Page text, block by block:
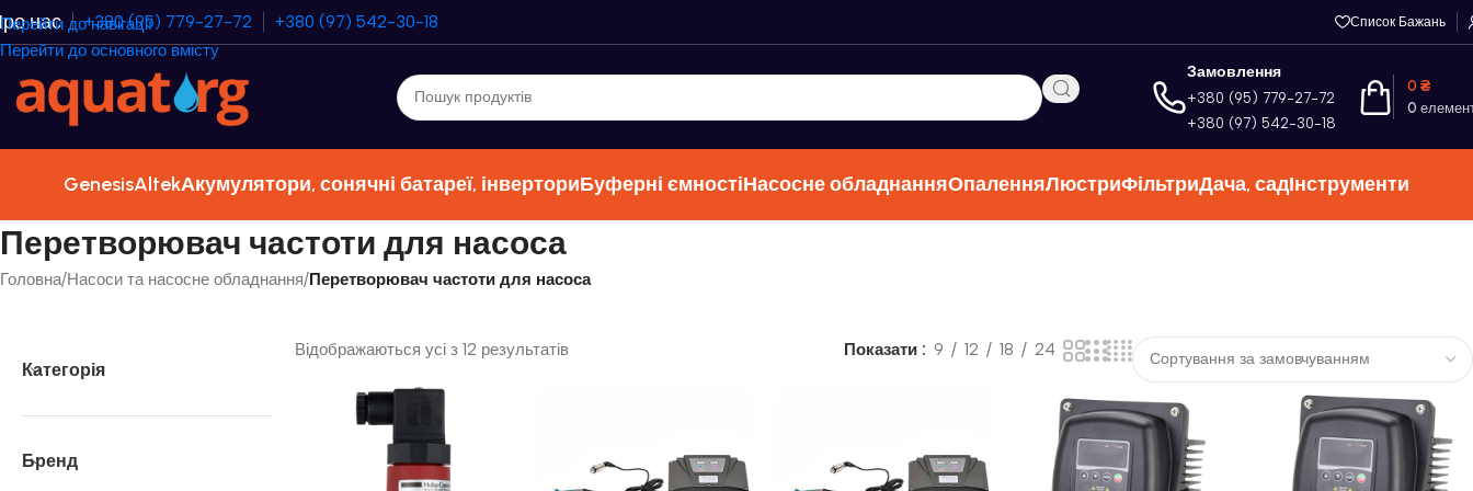
Перейти до навігації
Перейти до основного вмісту
нас +380 (95) 779-27-72 +380 (97) 542-30-18 Список Бажань
Замовлення
+380 (95) 779-27-72
+380 (97) 542-30-18
0
0 ₴
GenesisAltekАкумулятори, сонячні батареї, інверториБуферні ємностіНасосне обладнанняОпаленняЛюстриФільтриДача, садІнструменти
Перетворювач частоти для насоса
Головна/Насоси та насосне обладнання/Перетворювач частоти для насоса
Категорія
Бренд
Відображаються усі з 12 результатів Показати 9 12 18 24